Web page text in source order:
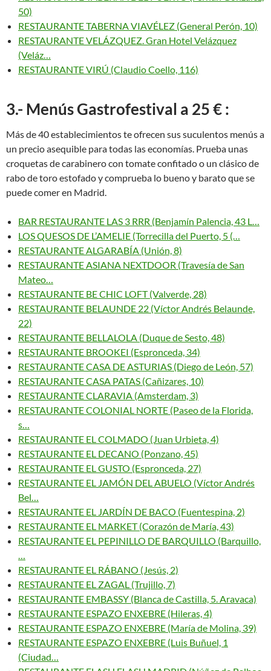
50)
RESTAURANTE TABERNA VIAVÉLEZ (General Perón, 10)
RESTAURANTE VELÁZQUEZ. Gran Hotel Velázquez
(Veláz…
RESTAURANTE VIRÚ (Claudio Coello, 116)
3.- Menús Gastrofestival a 25 € :
Más de 40 establecimientos te ofrecen sus suculentos menús a
un precio asequible para todas las economías. Prueba unas
croquetas de carabinero con tomate confitado o un clásico de
rabo de toro estofado y comprueba lo bueno y barato que se
puede comer en Madrid.
BAR RESTAURANTE LAS 3 RRR (Benjamín Palencia, 43 L…
LOS QUESOS DE L’AMELIE (Torrecilla del Puerto, 5 (…
RESTAURANTE ALGARABÍA (Unión, 8)
RESTAURANTE ASIANA NEXTDOOR (Travesía de San
Mateo…
RESTAURANTE BE CHIC LOFT (Valverde, 28)
RESTAURANTE BELAUNDE 22 (Víctor Andrés Belaunde,
22)
RESTAURANTE BELLALOLA (Duque de Sesto, 48)
RESTAURANTE BROOKEI (Espronceda, 34)
RESTAURANTE CASA DE ASTURIAS (Diego de León, 57)
RESTAURANTE CASA PATAS (Cañizares, 10)
RESTAURANTE CLARAVIA (Amsterdam, 3)
RESTAURANTE COLONIAL NORTE (Paseo de la Florida,
s…
RESTAURANTE EL COLMADO (Juan Urbieta, 4)
RESTAURANTE EL DECANO (Ponzano, 45)
RESTAURANTE EL GUSTO (Espronceda, 27)
RESTAURANTE EL JAMÓN DEL ABUELO (Víctor Andrés
Bel…
RESTAURANTE EL JARDÍN DE BACO (Fuentespina, 2)
RESTAURANTE EL MARKET (Corazón de María, 43)
RESTAURANTE EL PEPINILLO DE BARQUILLO (Barquillo,
…
RESTAURANTE EL RÁBANO (Jesús, 2)
RESTAURANTE EL ZAGAL (Trujillo, 7)
RESTAURANTE EMBASSY (Blanca de Castilla, 5. Aravaca)
RESTAURANTE ESPAZO ENXEBRE (Hileras, 4)
RESTAURANTE ESPAZO ENXEBRE (María de Molina, 39)
RESTAURANTE ESPAZO ENXEBRE (Luis Buñuel, 1
(Ciudad…